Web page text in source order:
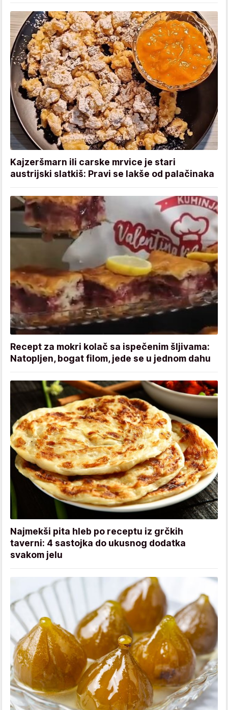
Kajzeršmarn ili carske mrvice je stari
austrijski slatkiš: Pravi se lakše od palačinaka
Recept za mokri kolač sa ispečenim šljivama:
Natopljen, bogat filom, jede se u jednom dahu
Najmekši pita hleb po receptu iz grčkih
taverni: 4 sastojka do ukusnog dodatka
svakom jelu